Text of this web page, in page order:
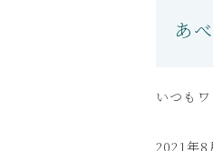
あ
いつも
2021年8